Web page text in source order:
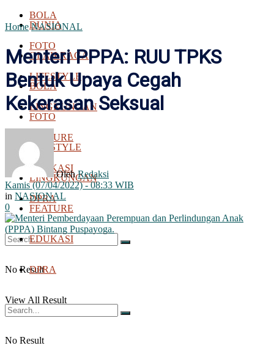
BOLA
FOTO
LIFESTYLE
LINGKUNGAN
FEATURE
EDUKASI
DPRA
No Result
View All Result
DUNIA
OLAH RAGA
BOLA
FOTO
LIFESTYLE
LINGKUNGAN
FEATURE
EDUKASI
DPRA
No Result
Home NASIONAL
Menteri PPPA: RUU TPKS
Bentuk Upaya Cegah
Kekerasan Seksual
Oleh Redaksi
Kamis (07/04/2022) - 08:33 WIB
in NASIONAL
0